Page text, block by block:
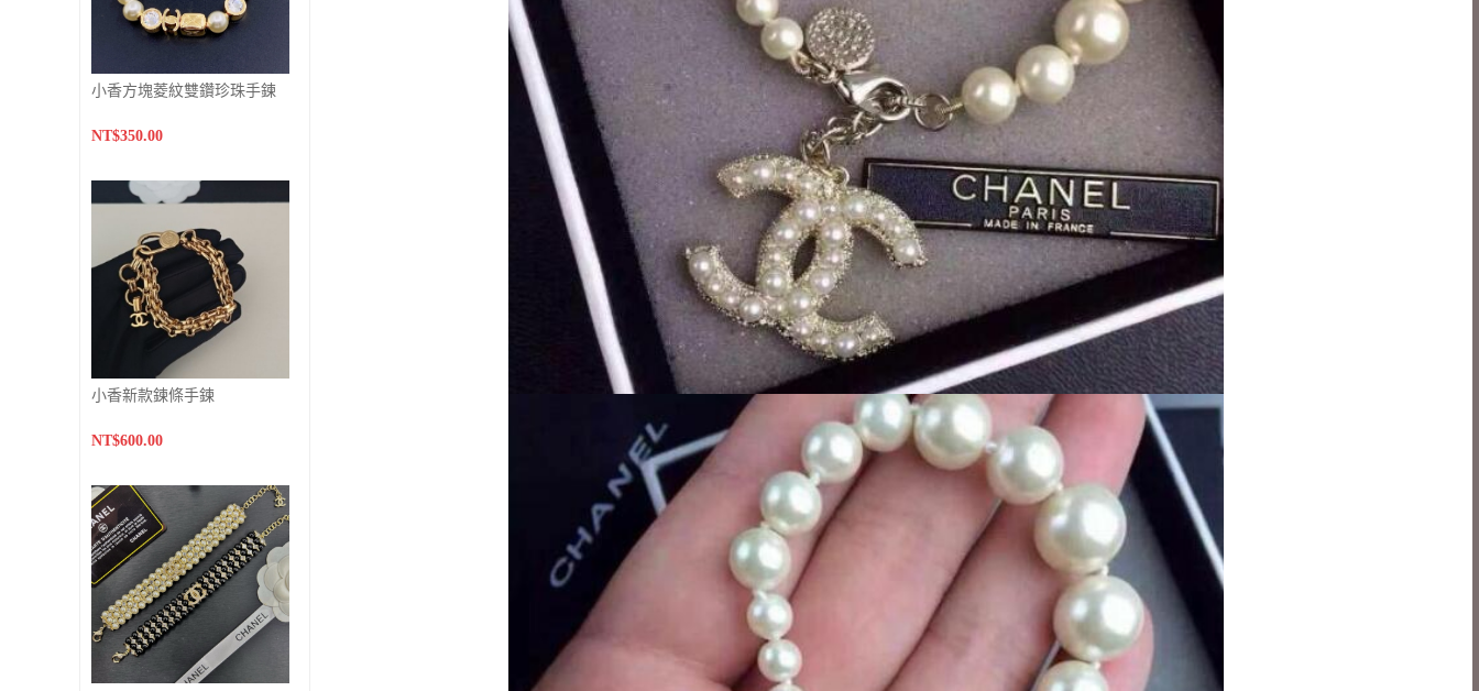
小香方塊菱紋雙鑽珍珠手鍊
NT$350.00
小香新款鍊條手鍊
NT$600.00